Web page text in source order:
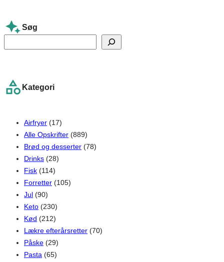
Søg
e
c
Kategori
Airfryer (17)
Alle Opskrifter (889)
Brød og desserter (78)
Drinks (28)
Fisk (114)
Forretter (105)
Jul (90)
Keto (230)
Kød (212)
Lækre efterårsretter (70)
Påske (29)
Pasta (65)